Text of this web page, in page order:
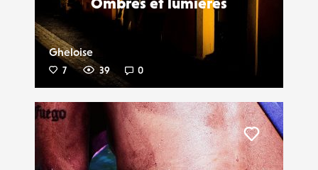
Gheloise
7 39 0
Liker